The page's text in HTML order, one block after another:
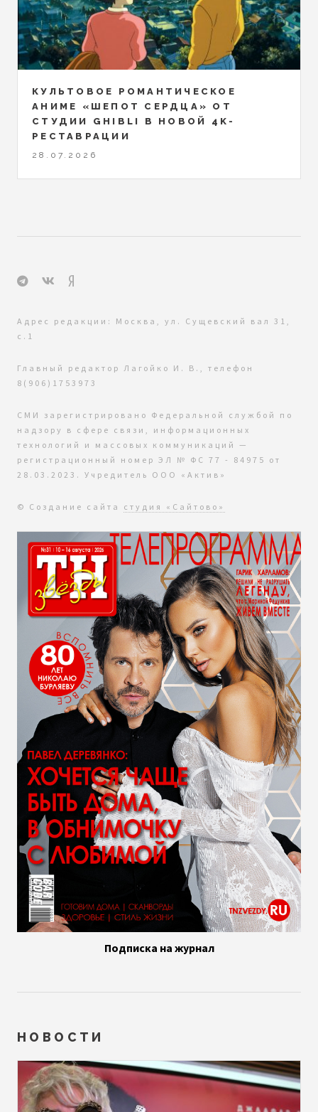
КУЛЬТОВОЕ РОМАНТИЧЕСКОЕ
АНИМЕ «ШЕПОТ СЕРДЦА» ОТ
СТУДИИ GHIBLI В НОВОЙ 4K-
РЕСТАВРАЦИИ
28.07.2026
Адрес редакции: Москва, ул. Сущевский вал 31,
с.1
Главный редактор Лагойко И. В., телефон
8(906)1753973
СМИ зарегистрировано Федеральной службой по
надзору в сфере связи, информационных
технологий и массовых коммуникаций —
регистрационный номер ЭЛ № ФС 77 - 84975 от
28.03.2023. Учредитель ООО «Актив»
© Создание сайта студия «Сайтово»
Подписка на журнал
НОВОСТИ